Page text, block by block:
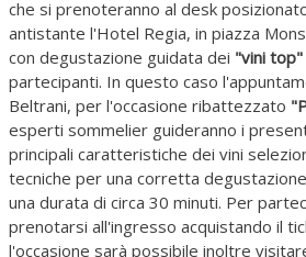
che si prenoteranno al desk
antistante l'Hotel Regia, in piazza
con degustazione guidata dei "vini top"
partecipanti. In questo caso
Beltrani, per l'occasione ribattezzato
esperti sommelier guideranno i
principali caratteristiche dei vini
tecniche per una corretta
una durata di circa 30 minuti. Per
prenotarsi all'ingresso acquistando il
l'occasione sarà possibile inoltre